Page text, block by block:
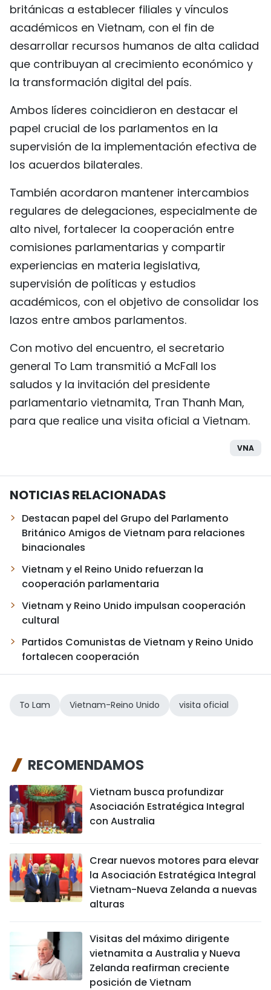
británicas a establecer filiales y vínculos
académicos en Vietnam, con el fin de
desarrollar recursos humanos de alta calidad
que contribuyan al crecimiento económico y
la transformación digital del país.
Ambos líderes coincidieron en destacar el
papel crucial de los parlamentos en la
supervisión de la implementación efectiva de
los acuerdos bilaterales.
También acordaron mantener intercambios
regulares de delegaciones, especialmente de
alto nivel, fortalecer la cooperación entre
comisiones parlamentarias y compartir
experiencias en materia legislativa,
supervisión de políticas y estudios
académicos, con el objetivo de consolidar los
lazos entre ambos parlamentos.
Con motivo del encuentro, el secretario
general To Lam transmitió a McFall los
saludos y la invitación del presidente
parlamentario vietnamita, Tran Thanh Man,
para que realice una visita oficial a Vietnam.
VNA
NOTICIAS RELACIONADAS
Destacan papel del Grupo del Parlamento
Británico Amigos de Vietnam para relaciones
binacionales
Vietnam y el Reino Unido refuerzan la
cooperación parlamentaria
Vietnam y Reino Unido impulsan cooperación
cultural
Partidos Comunistas de Vietnam y Reino Unido
fortalecen cooperación
To Lam Vietnam-Reino Unido visita oficial
RECOMENDAMOS
Vietnam busca profundizar
Asociación Estratégica Integral
con Australia
Crear nuevos motores para elevar
la Asociación Estratégica Integral
Vietnam-Nueva Zelanda a nuevas
alturas
Visitas del máximo dirigente
vietnamita a Australia y Nueva
Zelanda reafirman creciente
posición de Vietnam